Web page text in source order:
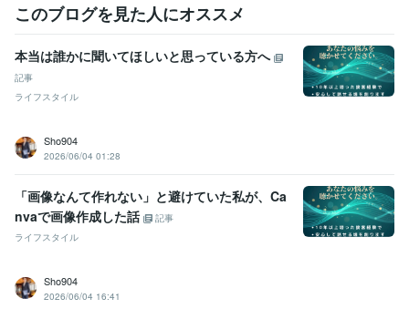
このブログを見た人にオススメ
本当は誰かに聞いてほしいと思っている方へ
記事
ライフスタイル
Sho904
2026/06/04 01:28
「画像なんて作れない」と避けていた私が、Ca
nvaで画像作成した話
記事
ライフスタイル
Sho904
2026/06/04 16:41